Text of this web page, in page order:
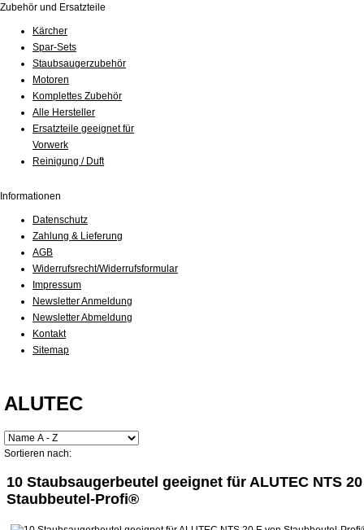
Zubehör und Ersatzteile
Kärcher
Spar-Sets
Staubsaugerzubehör
Motoren
Komplettes Zubehör
Alle Hersteller
Ersatzteile geeignet für
Vorwerk
Reinigung / Duft
Informationen
Datenschutz
Zahlung & Lieferung
AGB
Widerrufsrecht/Widerrufsformular
Impressum
Newsletter Anmeldung
Newsletter Abmeldung
Kontakt
Sitemap
ALUTEC
Sortieren nach:
10 Staubsaugerbeutel geeignet für ALUTEC NTS
Staubbeutel-Profi®